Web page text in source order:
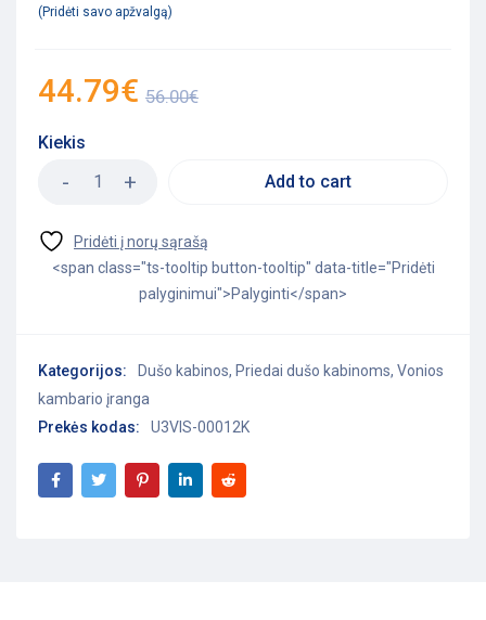
Pridėti savo apžvalgą
56.00€
44.79€
Kiekis
Add to cart
<span class="ts-tooltip button-tooltip" data-title="Pridėti
palyginimui">Palyginti</span>
Kategorijos: Dušo kabinos, Priedai dušo kabinoms, Vonios
kambario įranga
Prekės kodas:
U3VIS-00012K